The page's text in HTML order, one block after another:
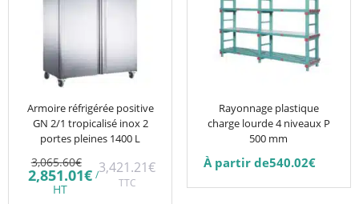
Armoire réfrigérée positive
GN 2/1 tropicalisé inox 2
portes pleines 1400 L
3,065.60€ Le
prix
initial
2,851.01€Le
HT
/3,421.21€
TTC
Rayonnage plastique
charge lourde 4 niveaux P
500 mm
À partir de540.02€
plusieurs
variations.
choisies
page